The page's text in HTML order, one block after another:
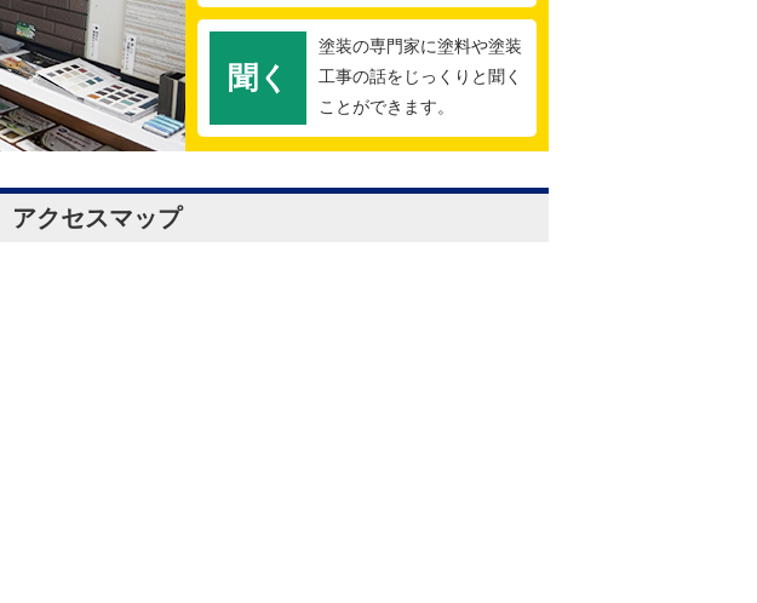
聞く
塗装の専門家に塗料や塗装
工事の話をじっくりと聞く
ことができます。
アクセスマップ